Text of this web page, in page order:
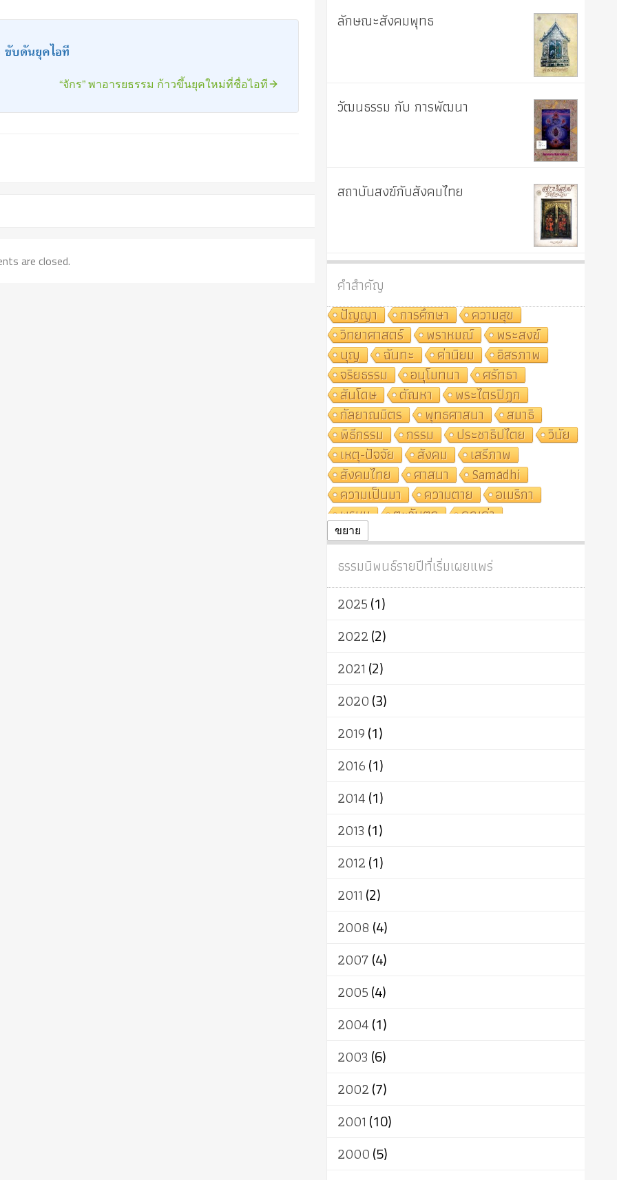
ขับดันยุคไอที
“จักร” พาอารยธรรม ก้าวขึ้นยุคใหม่ที่ชื่อไอที
are closed.
ลักษณะสังคมพุทธ
วัฒนธรรม กับ การพัฒนา
สถาบันสงฆ์กับสังคมไทย
คำสำคัญ
ปัญญา
การศึกษา
ความสุข
วิทยาศาสตร์
พราหมณ์
พระสงฆ์
บุญ
ฉันทะ ค่านิยม
อิสรภาพ
จริยธรรม
อนุโมทนา
ศรัทธา
สันโดษ
ตัณหา
พระไตรปิฎก
กัลยาณมิตร
พุทธศาสนา
สมาธิ
พิธีกรรม
กรรม ประชาธิปไตย
วินัย
เหตุ-ปัจจัย
สังคม
เสรีภาพ
สังคมไทย
ศาสนา
Samādhi
ความเป็นมา
ความตาย
อเมริกา
พรหม
ตะวันตก
คุณค่า
ปฏิจจสมุปบาท
ศาสนาประจำชาติ
ผู้บริโภค
ธรรมาธิปไตย
การแยกรัฐกับศาสนา
ธรรมชาติ
เทคโนโลยี
พุทธบริษัท
วัฒนธรรม
ขยาย
ธรรมนิพนธ์รายปีที่เริ่มเผยแพร่
2025(1)
2022(2)
2021 (2)
2020(3)
2019(1)
2016(1)
2014(1)
2013 (1)
2012(1)
2011 (2)
2008 (4)
2007(4)
2005(4)
2004(1)
2003 (6)
2002(7)
2001 (10)
2000(5)